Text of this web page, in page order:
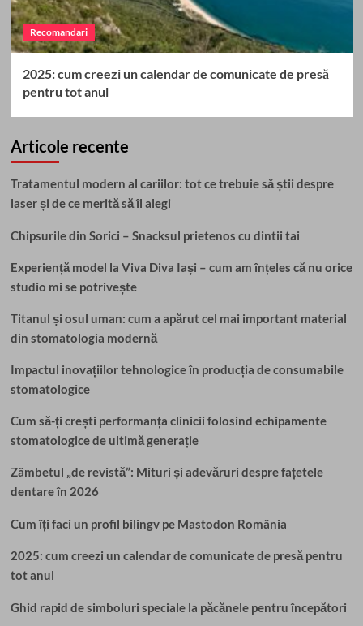
Recomandari
2025: cum creezi un calendar de comunicate de presă
pentru tot anul
Articole recente
Tratamentul modern al cariilor: tot ce trebuie să știi despre
laser și de ce merită să îl alegi
Chipsurile din Sorici – Snacksul prietenos cu dintii tai
Experiență model la Viva Diva Iași – cum am înțeles că nu orice
studio mi se potrivește
Titanul și osul uman: cum a apărut cel mai important material
din stomatologia modernă
Impactul inovațiilor tehnologice în producția de consumabile
stomatologice
Cum să-ți crești performanța clinicii folosind echipamente
stomatologice de ultimă generație
Zâmbetul „de revistă”: Mituri și adevăruri despre fațetele
dentare în 2026
Cum îți faci un profil bilingv pe Mastodon România
2025: cum creezi un calendar de comunicate de presă pentru
tot anul
Ghid rapid de simboluri speciale la păcănele pentru începători